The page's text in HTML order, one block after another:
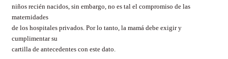
niños recién nacidos, sin embargo, no es tal el compromiso de las
maternidades
de los hospitales privados. Por lo tanto, la mamá debe exigir y
cumplimentar su
cartilla de antecedentes con este dato.